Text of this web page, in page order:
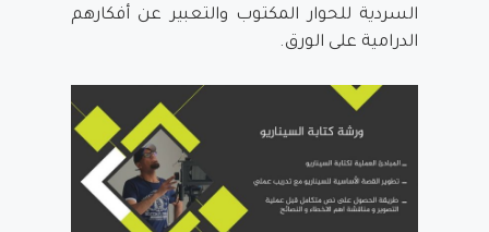
السردية للحوار المكتوب والتعبير عن أفكارهم
الدرامية على الورق.